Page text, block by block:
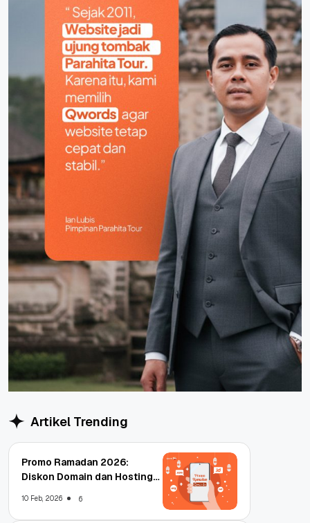
Artikel Trending
Promo Ramadan 2026:
Diskon Domain dan Hosting
10 Feb, 2026 6